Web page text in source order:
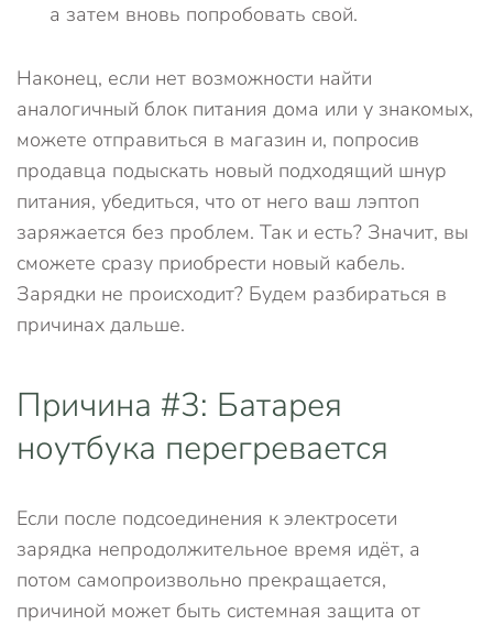
а затем вновь попробовать свой.
Наконец, если нет возможности найти
аналогичный блок питания дома или у знакомых,
можете отправиться в магазин и, попросив
продавца подыскать новый подходящий шнур
питания, убедиться, что от него ваш лэптоп
заряжается без проблем. Так и есть? Значит, вы
сможете сразу приобрести новый кабель.
Зарядки не происходит? Будем разбираться в
причинах дальше.
Причина #3: Батарея
ноутбука перегревается
Если после подсоединения к электросети
зарядка непродолжительное время идёт, а
потом самопроизвольно прекращается,
причиной может быть системная защита от